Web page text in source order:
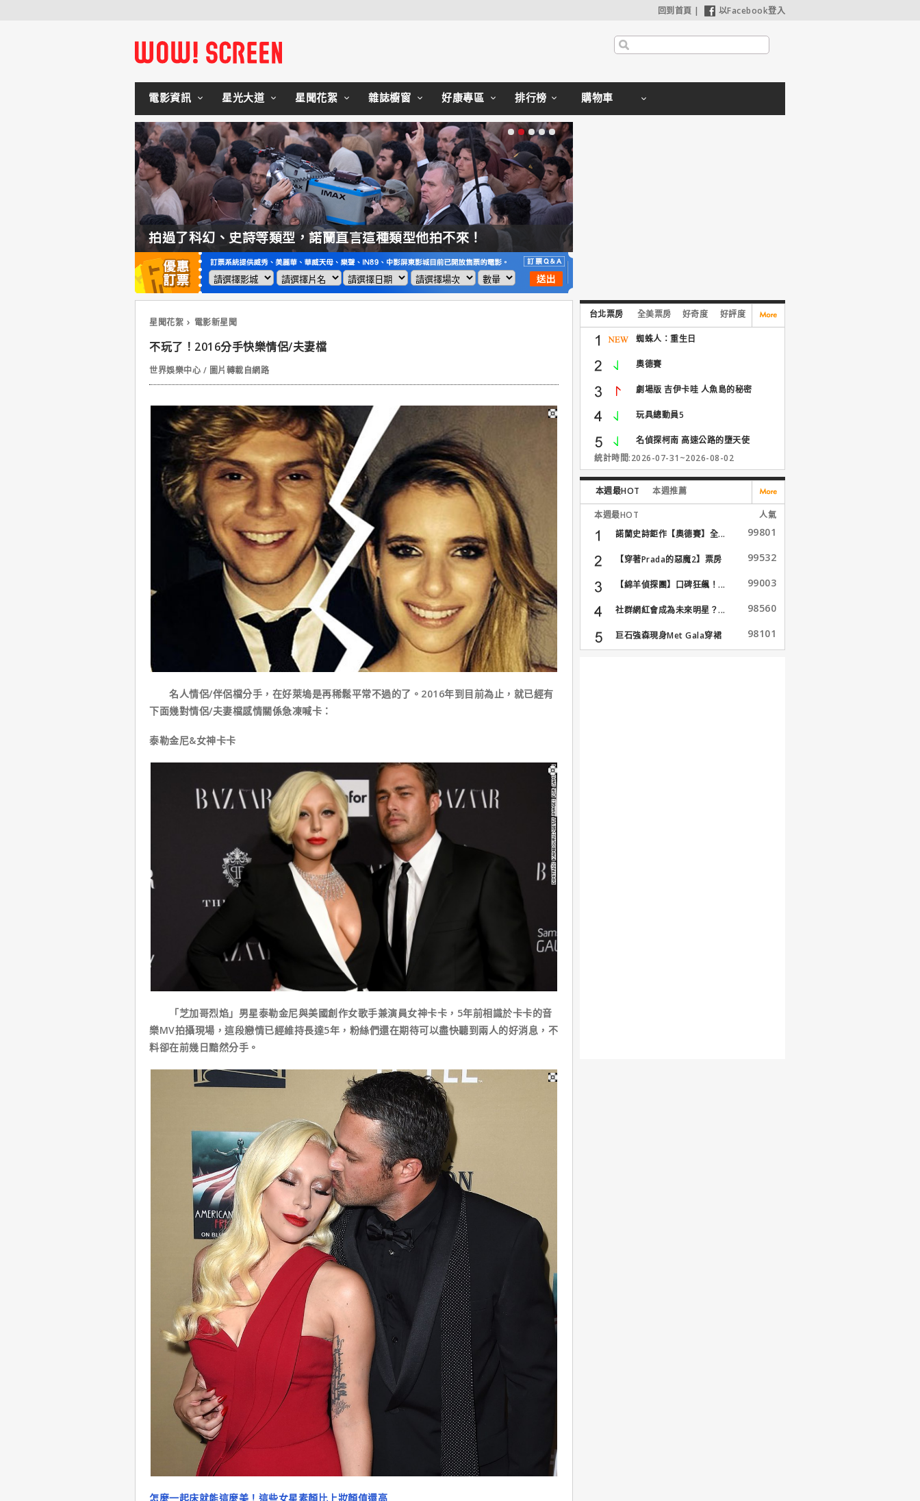
回到首頁 | 以Facebook登入
電影資訊 星光大道 星聞花絮 雜誌櫥窗 好康專區 排行榜 購物車
拍過了科幻、史詩等類型，諾蘭直言這種類型他拍不來！
星聞花絮 電影新星聞
不玩了！2016分手快樂情侶/夫妻檔
世界娛樂中心 / 圖片轉載自網路
名人情侶/伴侶檔分手，在好萊塢是再稀鬆平常不過的了。2016年到目前為止，就已經有
下面幾對情侶/夫妻檔感情關係急凍喊卡：
泰勒金尼&女神卡卡
「芝加哥烈焰」男星泰勒金尼與美國創作女歌手兼演員女神卡卡，5年前相識於卡卡的音
樂MV拍攝現場，這段戀情已經維持長達5年，粉絲們還在期待可以盡快聽到兩人的好消息，不
料卻在前幾日黯然分手。
怎麼一起床就能這麼美！這些女星素顏比上妝顏值還高
台北票房 全美票房 好奇度 好評度
蜘蛛人：重生日
奧德賽
劇場版 吉伊卡哇 人魚島的秘密
玩具總動員5
名偵探柯南 高速公路的墮天使
統計時間:2026-07-31~2026-08-02
本週最HOT 本週推薦
本週最HOT
人氣
諾蘭史詩鉅作【奧德賽】全...
99801
【穿著Prada的惡魔2】票房
99532
【綿羊偵探團】口碑狂飆！... 99003
社群網紅會成為未來明星？... 98560
巨石強森現身Met Gala穿裙
子...
98101